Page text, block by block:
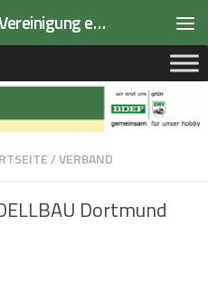
Sächsische Modellbahner-Vereinigung e.V.
/VERBAND
Dortmund